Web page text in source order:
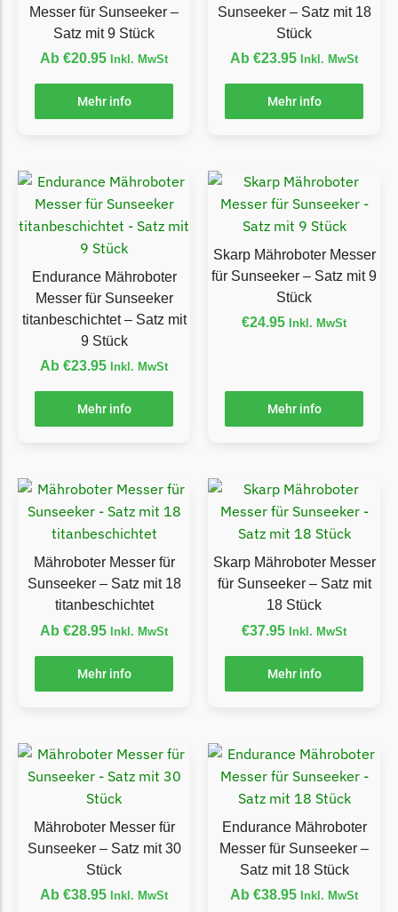
Etesia
Begrenzungsdraht
Ferrex
Ferrex Messer
Begrenzungsdraht
Florabest
Flymo Messer
Begrenzungsdraht
Begrenzungsdraht
Garden Feelings
Greenworks
Greenworks Messer
Begrenzungsdraht
Grouw
Begrenzungsdraht
Güde
Honda Messer
Messer für Sunseeker –
Satz mit 9 Stück
Ab €20.95 Inkl. MwSt
Mehr info
Sunseeker – Satz mit 18
Stück
Ab €23.95 Inkl. MwSt
Mehr info
Endurance Mähroboter
Messer für Sunseeker
titanbeschichtet – Satz mit
9 Stück
Ab €23.95 Inkl. MwSt
Mehr info
Skarp Mähroboter Messer
für Sunseeker – Satz mit 9
Stück
€24.95 Inkl. MwSt
Mehr info
Mähroboter Messer für
Sunseeker – Satz mit 18
titanbeschichtet
Ab €28.95 Inkl. MwSt
Mehr info
Skarp Mähroboter Messer
für Sunseeker – Satz mit
18 Stück
€37.95 Inkl. MwSt
Mehr info
Mähroboter Messer für
Sunseeker – Satz mit 30
Stück
Ab €38.95 Inkl. MwSt
Endurance Mähroboter
Messer für Sunseeker –
Satz mit 18 Stück
Ab €38.95 Inkl. MwSt